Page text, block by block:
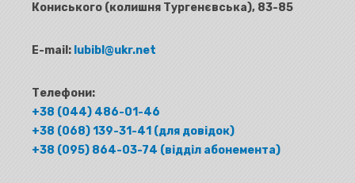
Кониського (колишня Тургенєвська), 83-85
E-mail: lubibl@ukr.net
Телефони:
+38 (044) 486-01-46
+38 (068) 139-31-41 (для довідок)
+38 (095) 864-03-74 (відділ абонемента)